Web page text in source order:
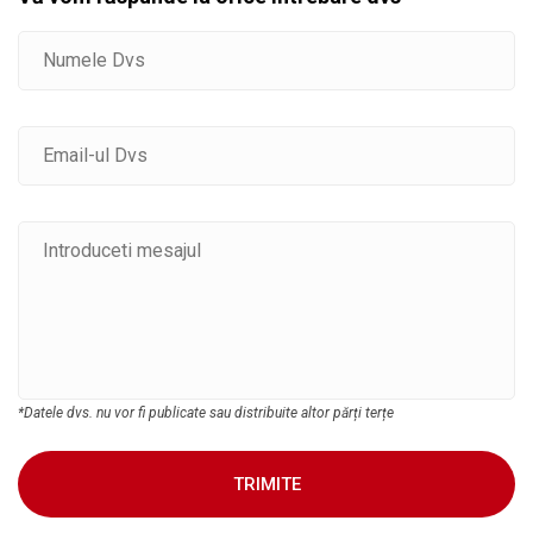
*Datele dvs. nu vor fi publicate sau distribuite altor părți terțe
TRIMITE